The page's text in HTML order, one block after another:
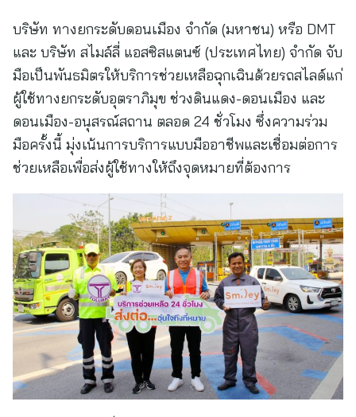
บริษัท ทางยกระดับดอนเมือง จำกัด (มหาชน) หรือ DMT
และ บริษัท สไมล์ลี่ แอสซิสแตนซ์ (ประเทศไทย) จำกัด จับ
มือเป็นพันธมิตรให้บริการช่วยเหลือฉุกเฉินด้วยรถสไลด์แก่
ผู้ใช้ทางยกระดับอุตราภิมุข ช่วงดินแดง-ดอนเมือง และ
ดอนเมือง-อนุสรณ์สถาน ตลอด 24 ชั่วโมง ซึ่งความร่วม
มือครั้งนี้ มุ่งเน้นการบริการแบบมืออาชีพและเชื่อมต่อการ
ช่วยเหลือเพื่อส่งผู้ใช้ทางให้ถึงจุดหมายที่ต้องการ